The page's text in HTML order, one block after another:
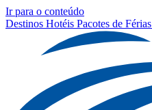
Ir para o conteúdo
Destinos Hotéis Pacotes de Férias